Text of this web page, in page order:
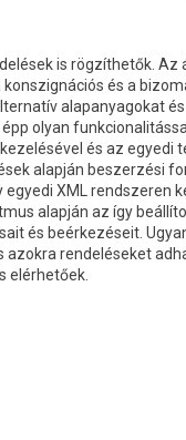
is rögzíthetők.
és a
alapanyagokat
olyan
és az
alapján beszerzési
XML
alapján az így
és beérkezéseit.
rendeléseket
elérhetőek.